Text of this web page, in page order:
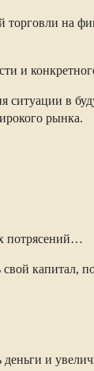
на
и
ситуации в
рынка.
потрясений…
капитал,
и